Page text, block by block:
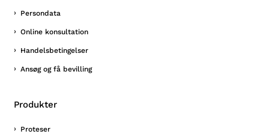
Persondata
Online konsultation
Handelsbetingelser
Ansøg og få bevilling
Produkter
Proteser